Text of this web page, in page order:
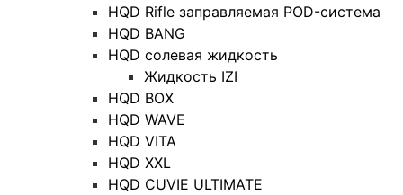
HQD Rifle заправляемая POD-система
HQD BANG
HQD солевая жидкость
Жидкость IZI
HQD BOX
HQD WAVE
HQD VITA
HQD XXL
HQD CUVIE ULTIMATE